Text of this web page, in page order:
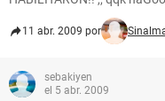
11 abr. 2009 por
sebakiyen
el 5 abr. 2009